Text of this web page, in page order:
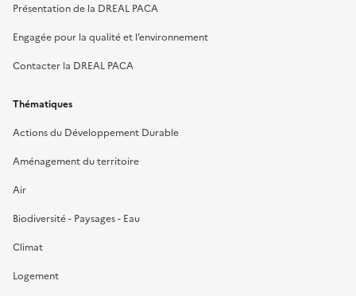
Présentation de la DREAL PACA
Engagée pour la qualité et l’environnement
Contacter la DREAL PACA
Thématiques
Actions du Développement Durable
Aménagement du territoire
Air
Biodiversité - Paysages - Eau
Climat
Logement